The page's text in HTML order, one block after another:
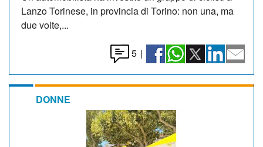
Lanzo Torinese, in provincia di Torino: non una, ma
due volte,...
5 |
DONNE